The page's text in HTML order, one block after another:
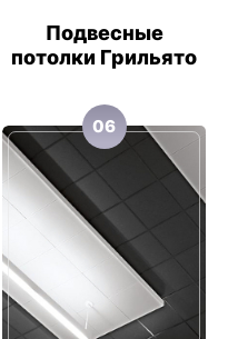
Подвесные
потолки Грильято
06